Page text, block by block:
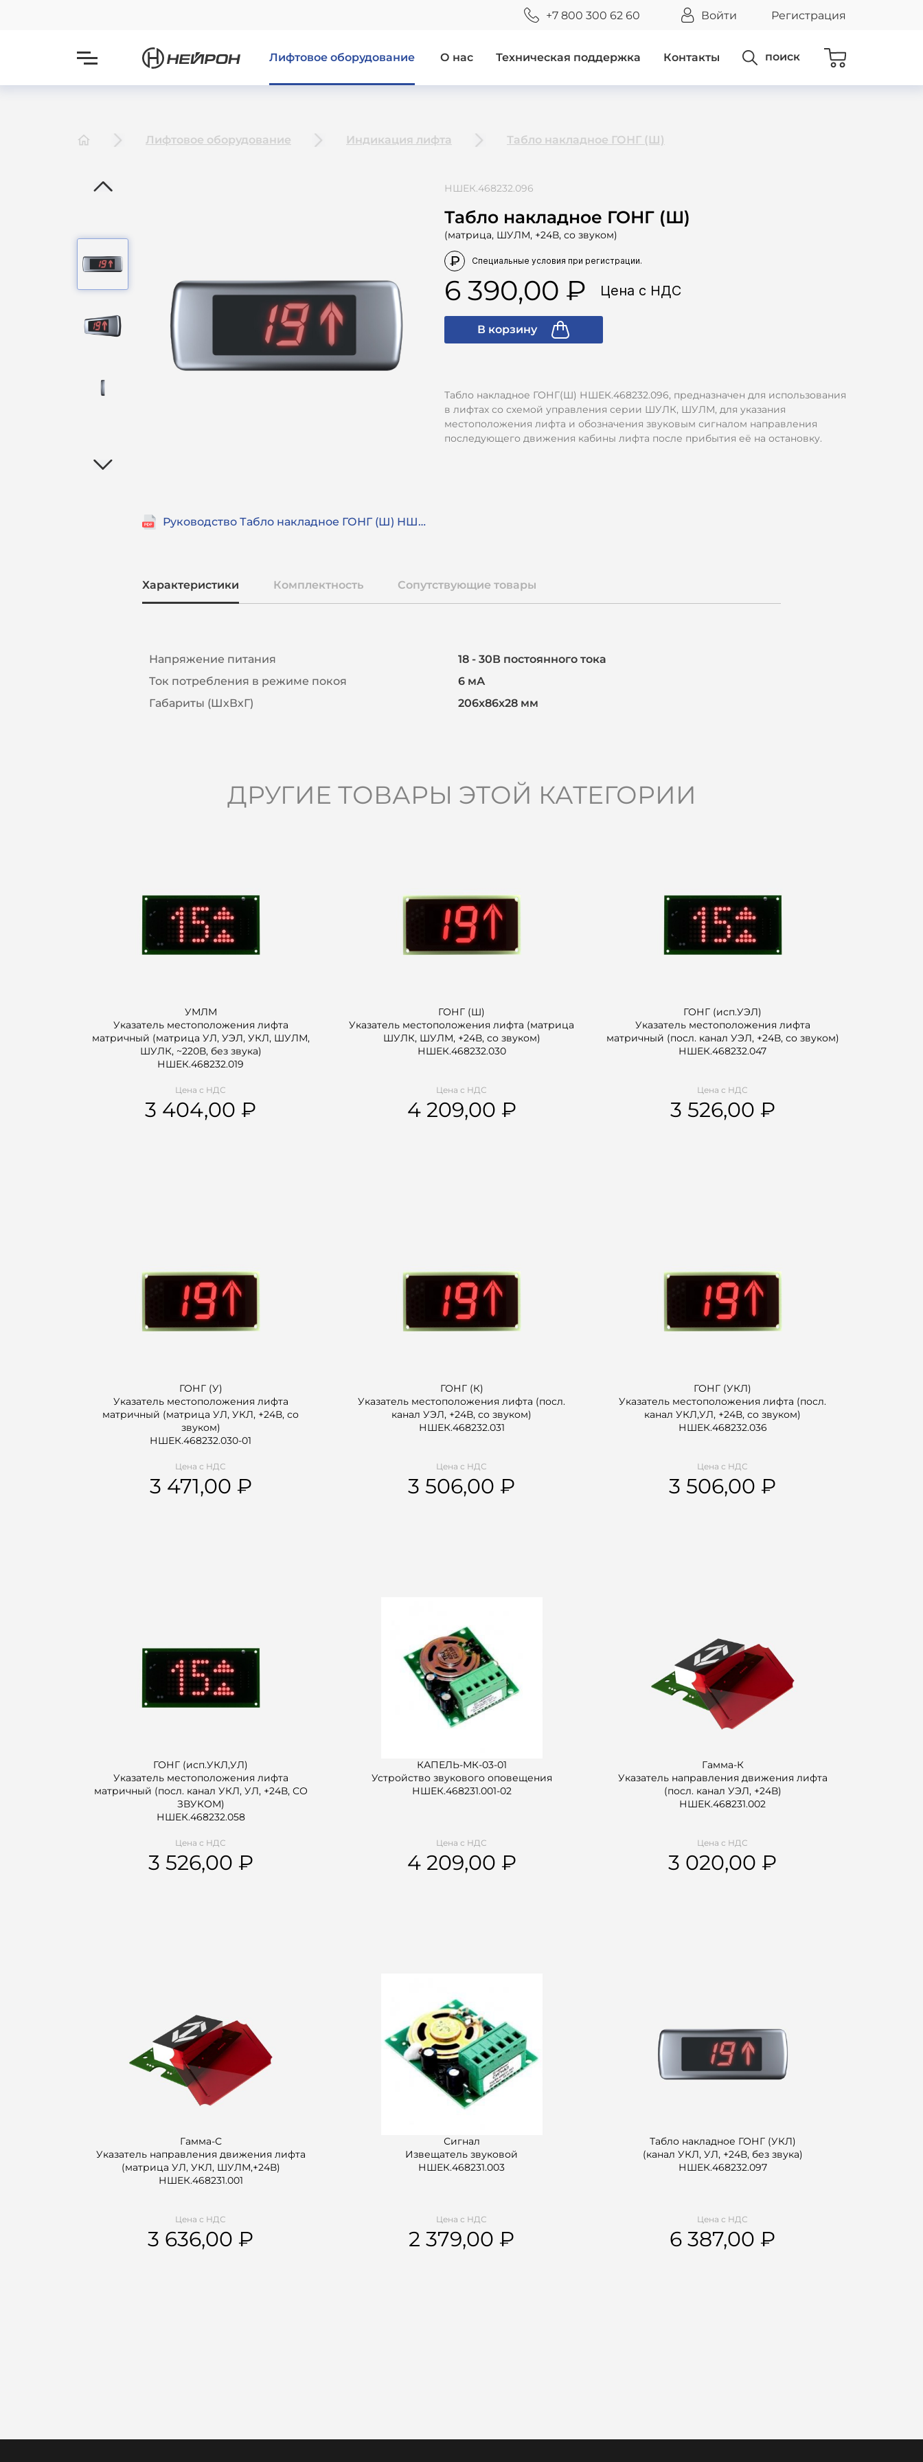
+7 800 300 62 60 Войти Регистрация
Лифтовое оборудование О нас Техническая поддержка Контакты поиск
Лифтовое оборудование Индикация лифта Табло накладное ГОНГ (Ш)
НШЕК.468232.096
Табло накладное ГОНГ (Ш)
(матрица, ШУЛМ, +24В, со звуком)
6 390,00 Цена с НДС
В корзину
Табло накладное ГОНГ(Ш) НШЕК.468232.096, предназначен для использования
в лифтах со схемой управления серии ШУЛК, ШУЛМ, для указания
местоположения лифта и обозначения звуковым сигналом направления
последующего движения кабины лифта после прибытия её на остановку.
Руководство Табло накладное ГОНГ (Ш) НШЕК.468232.096 РЭ
Характеристики Комплектность Сопутствующие товары
Напряжение питания
18 - 30В постоянного тока
Ток потребления в режиме покоя
6 мА
Габариты (ШхВхГ)
206x86x28 мм
ДРУГИЕ ТОВАРЫ ЭТОЙ КАТЕГОРИИ
УМЛМ
Указатель местоположения лифта
матричный (матрица УЛ, УЭЛ, УКЛ, ШУЛМ,
ШУЛК, ~220В, без звука)
НШЕК.468232.019
Цена с НДС
3 404,00
ГОНГ (Ш)
Указатель местоположения лифта (матрица
ШУЛК, ШУЛМ, +24В, со звуком)
НШЕК.468232.030
Цена с НДС
4 209,00
ГОНГ (исп.УЭЛ)
Указатель местоположения лифта
матричный (посл. канал УЭЛ, +24В, со звуком)
НШЕК.468232.047
Цена с НДС
3 526,00
ГОНГ (У)
Указатель местоположения лифта
матричный (матрица УЛ, УКЛ, +24В, со
звуком)
НШЕК.468232.030-01
Цена с НДС
3 471,00
ГОНГ (К)
Указатель местоположения лифта (посл.
канал УЭЛ, +24В, со звуком)
НШЕК.468232.031
Цена с НДС
3 506,00
ГОНГ (УКЛ)
Указатель местоположения лифта (посл.
канал УКЛ,УЛ, +24В, со звуком)
НШЕК.468232.036
Цена с НДС
3 506,00
ГОНГ (исп.УКЛ,УЛ)
Указатель местоположения лифта
матричный (посл. канал УКЛ, УЛ, +24В, СО
ЗВУКОМ)
НШЕК.468232.058
Цена с НДС
3 526,00
КАПЕЛЬ-МК-03-01
Устройство звукового оповещения
НШЕК.468231.001-02
Цена с НДС
4 209,00
Гамма-К
Указатель направления движения лифта
(посл. канал УЭЛ, +24В)
НШЕК.468231.002
Цена с НДС
3 020,00
Гамма-С
Указатель направления движения лифта
(матрица УЛ, УКЛ, ШУЛМ,+24В)
НШЕК.468231.001
Цена с НДС
3 636,00
Сигнал
Извещатель звуковой
НШЕК.468231.003
Цена с НДС
2 379,00
Табло накладное ГОНГ (УКЛ)
(канал УКЛ, УЛ, +24В, без звука)
НШЕК.468232.097
Цена с НДС
6 387,00